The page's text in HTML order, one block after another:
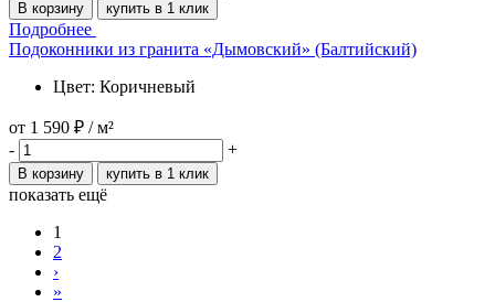
В корзину купить в 1 клик
Подробнее
Подоконники из гранита «Дымовский» (Балтийский)
Цвет: Коричневый
от 1 590 ₽ / м²
-
+
В корзину купить в 1 клик
показать ещё
1
2
›
»